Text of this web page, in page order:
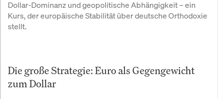
Dollar-Dominanz und geopolitische Abhängigkeit – ein
Kurs, der europäische Stabilität über deutsche Orthodoxie
stellt.
Die große Strategie: Euro als Gegengewicht
zum Dollar